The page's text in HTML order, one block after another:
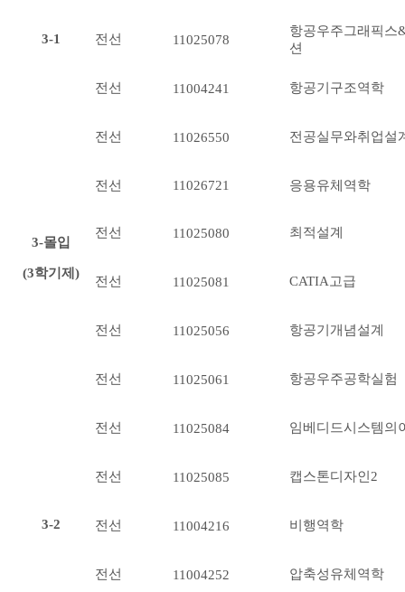
3-1 전선 11025078
항공우주그래픽스
션
전선 11004241 항공기구조역학
전선 11026550 전공실무와취업설
전선 11026721 응용유체역학
3-몰입
(3학기제)
전선 11025080 최적설계
전선 11025081 CATIA고급
3-2
전선 11025056 항공기개념설계
전선 11025061 항공우주공학실험
전선 11025084 임베디드시스템의
전선 11025085 캡스톤디자인2
전선 11004216 비행역학
전선 11004252 압축성유체역학